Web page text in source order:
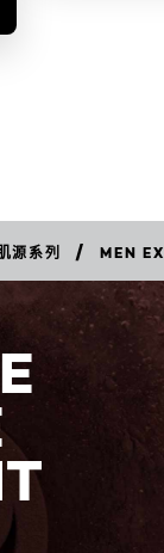
源系列 / MEN